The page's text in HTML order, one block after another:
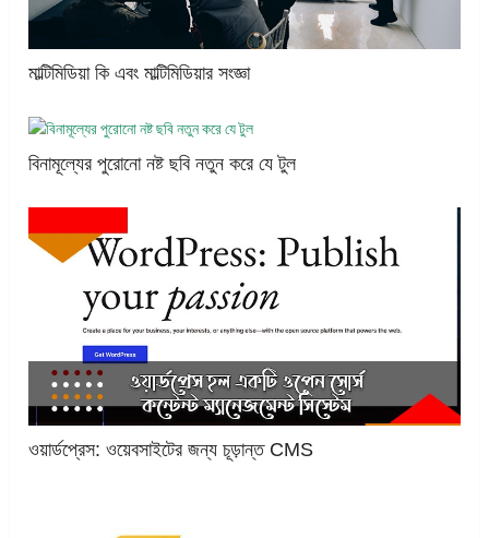
মাল্টিমিডিয়া কি এবং মাল্টিমিডিয়ার সংজ্ঞা
বিনামূল্যের পুরোনো নষ্ট ছবি নতুন করে যে টুল
ওয়ার্ডপ্রেস: ওয়েবসাইটের জন্য চূড়ান্ত CMS